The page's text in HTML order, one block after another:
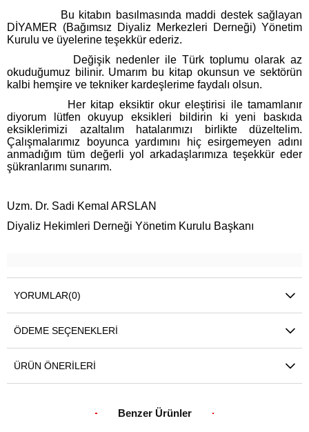
Bu kitabın basılmasında maddi destek sağlayan
DİYAMER (Bağımsız Diyaliz Merkezleri Derneği) Yönetim
Kurulu ve üyelerine teşekkür ederiz.
Değişik nedenler ile Türk toplumu olarak az
okuduğumuz bilinir. Umarım bu kitap okunsun ve sektörün
kalbi hemşire ve tekniker kardeşlerime faydalı olsun.
Her kitap eksiktir okur eleştirisi ile tamamlanır
diyorum lütfen okuyup eksikleri bildirin ki yeni baskıda
eksiklerimizi azaltalım hatalarımızı birlikte düzeltelim.
Çalışmalarımız boyunca yardımını hiç esirgemeyen adını
anmadığım tüm değerli yol arkadaşlarımıza teşekkür eder
şükranlarımı sunarım.
Uzm. Dr. Sadi Kemal ARSLAN
Diyaliz Hekimleri Derneği Yönetim Kurulu Başkanı
YORUMLAR(0)
ÖDEME SEÇENEKLERI
ÜRÜN ÖNERILERI
Benzer Ürünler